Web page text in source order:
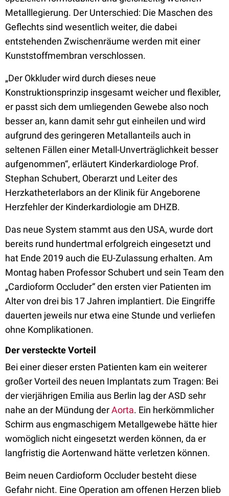
Metalllegierung. Der Unterschied: Die Maschen des
Geflechts sind wesentlich weiter, die dabei
entstehenden Zwischenräume werden mit einer
Kunststoffmembran verschlossen.
„Der Okkluder wird durch dieses neue
Konstruktionsprinzip insgesamt weicher und flexibler,
er passt sich dem umliegenden Gewebe also noch
besser an, kann damit sehr gut einheilen und wird
aufgrund des geringeren Metallanteils auch in
seltenen Fällen einer Metall-Unverträglichkeit besser
aufgenommen“, erläutert Kinderkardiologe Prof.
Stephan Schubert, Oberarzt und Leiter des
Herzkatheterlabors an der Klinik für Angeborene
Herzfehler der Kinderkardiologie am DHZB.
Das neue System stammt aus den USA, wurde dort
bereits rund hundertmal erfolgreich eingesetzt und
hat Ende 2019 auch die EU-Zulassung erhalten. Am
Montag haben Professor Schubert und sein Team den
„Cardioform Occluder“ den ersten vier Patienten im
Alter von drei bis 17 Jahren implantiert. Die Eingriffe
dauerten jeweils nur etwa eine Stunde und verliefen
ohne Komplikationen.
Der versteckte Vorteil
Bei einer dieser ersten Patienten kam ein weiterer
großer Vorteil des neuen Implantats zum Tragen: Bei
der vierjährigen Emilia aus Berlin lag der ASD sehr
nahe an der Mündung derAorta. Ein herkömmlicher
Schirm aus engmaschigem Metallgewebe hätte hier
womöglich nicht eingesetzt werden können, da er
langfristig die Aortenwand hätte verletzen können.
Beim neuen Cardioform Occluder besteht diese
Gefahr nicht. Eine Operation am offenen Herzen blieb